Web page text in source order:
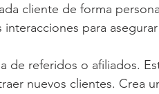
cliente de forma
para
de referidos o afiliados.
nuevos clientes. Crea